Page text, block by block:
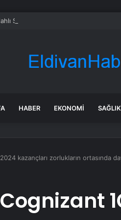
Saldırı: 1 Yaralı
HABER EKONOMI SAĞLIK
kazançları zorlukların ortasında